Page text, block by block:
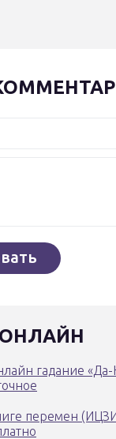
гадание
перемен